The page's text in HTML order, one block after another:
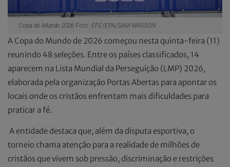
Copa do Mundo 2026 Foto: EFE/EPA/SAM WASSON
A Copa do Mundo de 2026 começou nesta quinta-feira (11)
reunindo 48 seleções. Entre os países classificados, 14
aparecem na Lista Mundial da Perseguição (LMP) 2026,
elaborada pela organização Portas Abertas para apontar os
locais onde os cristãos enfrentam mais dificuldades para
praticar a fé.
A entidade destaca que, além da disputa esportiva, o
torneio chama atenção para a realidade de milhões de
cristãos que vivem sob pressão, discriminação e restrições